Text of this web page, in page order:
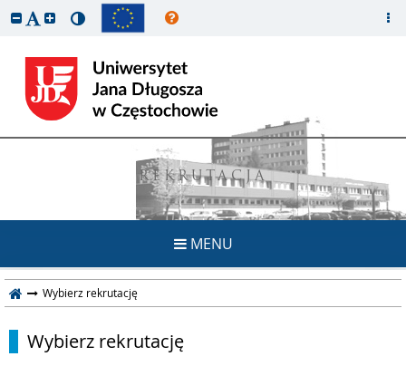
REKRUTACJA
MENU
Wybierz rekrutację
Wybierz rekrutację